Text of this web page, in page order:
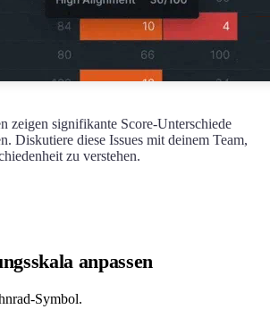
zeigen signifikante Score-Unterschiede
Diskutiere diese Issues mit deinem Team,
zu verstehen.
anpassen
Symbol.